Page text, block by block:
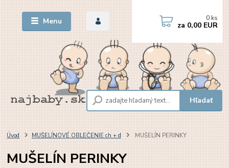
Menu
Hľadať
0 ks
za 0,00 EUR
Úvod MUŠELÍNOVÉ OBLEČENIE ch + d MUŠELÍN PERINKY
MUŠELÍN PERINKY